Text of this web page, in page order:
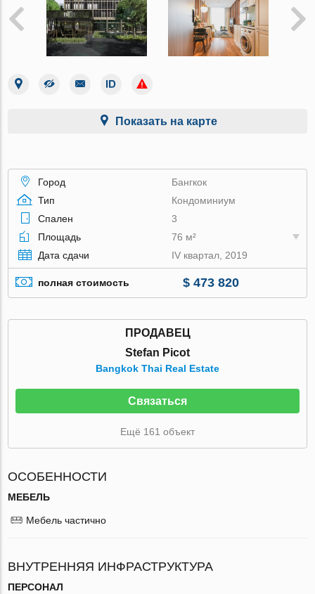
Показать на карте
Город
Бангкок
Тип
Кондоминиум
Спален
3
Площадь
76 м²
Дата сдачи
IV квартал, 2019
полная стоимость $ 473 820
ПРОДАВЕЦ
Stefan Picot
Bangkok Thai Real Estate
Связаться
Ещё 161 объект
ОСОБЕННОСТИ
МЕБЕЛЬ
Мебель частично
ВНУТРЕННЯЯ ИНФРАСТРУКТУРА
ПЕРСОНАЛ